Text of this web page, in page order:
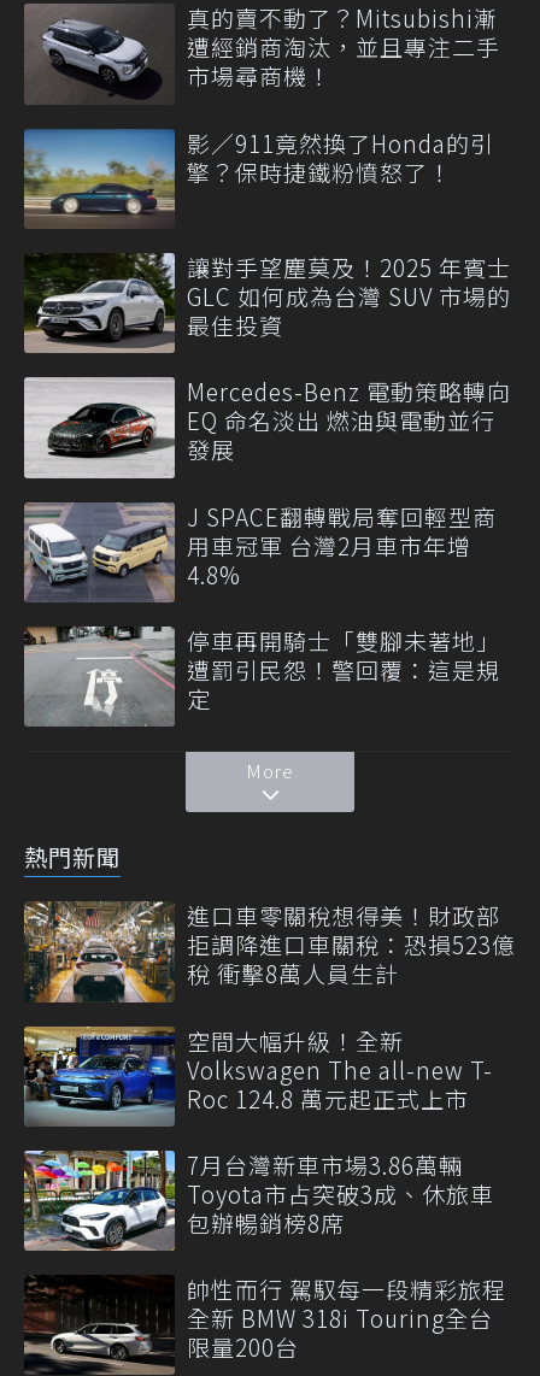
真的賣不動了？Mitsubishi漸
遭經銷商淘汰，並且專注二手
市場尋商機！
影／911竟然換了Honda的引
擎？保時捷鐵粉憤怒了！
讓對手望塵莫及！2025 年賓士
GLC 如何成為台灣 SUV 市場的
最佳投資
Mercedes-Benz 電動策略轉向
EQ 命名淡出 燃油與電動並行
發展
J SPACE翻轉戰局奪回輕型商
用車冠軍 台灣2月車市年增
4.8%
停車再開騎士「雙腳未著地」
遭罰引民怨！警回覆：這是規
定
More
熱門新聞
進口車零關稅想得美！財政部
拒調降進口車關稅：恐損523億
稅 衝擊8萬人員生計
空間大幅升級！全新
Volkswagen The all-new T-
Roc 124.8 萬元起正式上市
7月台灣新車市場3.86萬輛
Toyota市占突破3成、休旅車
包辦暢銷榜8席
帥性而行 駕馭每一段精彩旅程
全新 BMW 318i Touring全台
限量200台